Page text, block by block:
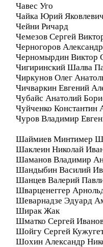
Чавес Уго
Чайка Юрий
Чейни Ричард
Чемезов Сергей
Черногоров
Черномырдин Виктор
Чигиринский Шалва
Чиркунов Олег
Чичваркин Евгений
Чубайс Анатолий
Чуйченко Константин
Чуров Владимир
Шаймиев Минтимер
Шаклеин Николай
Шаманов Владимир
Шандыбин Василий
Шанцев Валерий
Шварценеггер
Шеварнадзе Эдуард
Ширак Жак
Шматко Сергей
Шойгу Сергей
Шохин Александр